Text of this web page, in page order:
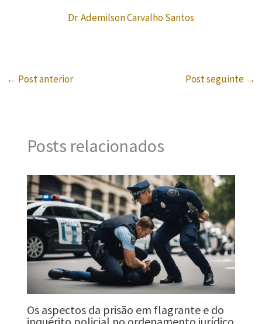
Dr. Ademilson Carvalho Santos
← Post anterior Post seguinte →
Posts relacionados
Os aspectos da prisão em flagrante e do